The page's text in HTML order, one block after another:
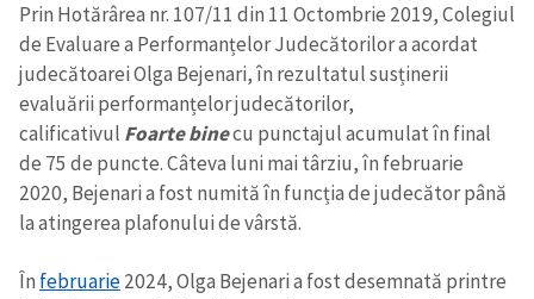
Prin Hotărârea nr. 107/11 din 11 Octombrie 2019, Colegiul
de Evaluare a Performanțelor Judecătorilor a acordat
judecătoarei Olga Bejenari, în rezultatul susținerii
evaluării performanțelor judecătorilor,
calificativul Foarte binecu punctajul acumulat în final
de 75 de puncte. Câteva luni mai târziu, în februarie
2020, Bejenari a fost numită în funcția de judecător până
la atingerea plafonului de vârstă.
În februarie2024, Olga Bejenari a fost desemnată printre